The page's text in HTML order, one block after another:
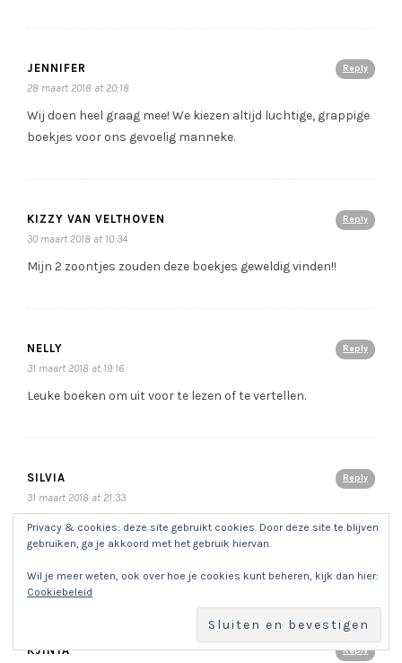
Reply
JENNIFER
28 maart 2018 at 20:18
Wij doen heel graag mee! We kiezen altijd luchtige, grappige
boekjes voor ons gevoelig manneke.
Reply
KIZZY VAN VELTHOVEN
30 maart 2018 at 10:34
Mijn 2 zoontjes zouden deze boekjes geweldig vinden!!
Reply
NELLY
31 maart 2018 at 19:16
Leuke boeken om uit voor te lezen of te vertellen.
Reply
SILVIA
31 maart 2018 at 21:33
Voor mijn twee zonen Boaz en Helder .
Om.stresskip mama te laten ontspannen samen met hun,
Reply
KJINTA
Privacy & cookies: deze site gebruikt cookies. Door deze site te blijven
gebruiken, ga je akkoord met het gebruik hiervan.
Wil je meer weten, ook over hoe je cookies kunt beheren, kijk dan hier:
Cookiebeleid